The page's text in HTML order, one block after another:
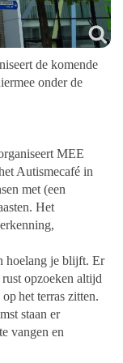
de komende
onder de
MEE
Autismecafé in
met (een
Het
hoelang je blijft. Er
opzoeken altijd
ophet terras zitten.
staan er
vangen en